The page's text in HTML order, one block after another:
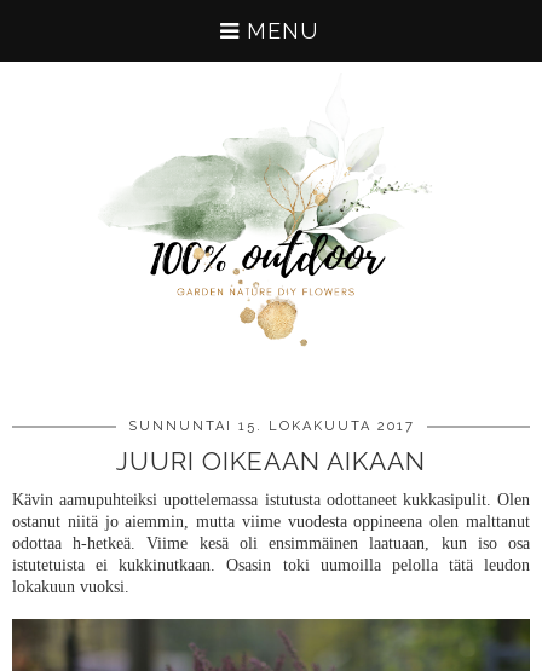
MENU
SUNNUNTAI 15. LOKAKUUTA 2017
JUURI OIKEAAN AIKAAN
Kävin aamupuhteiksi upottelemassa istutusta odottaneet kukkasipulit. Olen
ostanut niitä jo aiemmin, mutta viime vuodesta oppineena olen malttanut
odottaa h-hetkeä. Viime kesä oli ensimmäinen laatuaan, kun iso osa
istutetuista ei kukkinutkaan. Osasin toki uumoilla pelolla tätä leudon
lokakuun vuoksi.